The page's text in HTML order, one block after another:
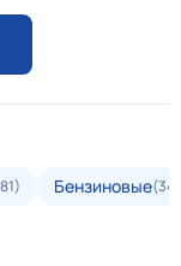
Бензиновые